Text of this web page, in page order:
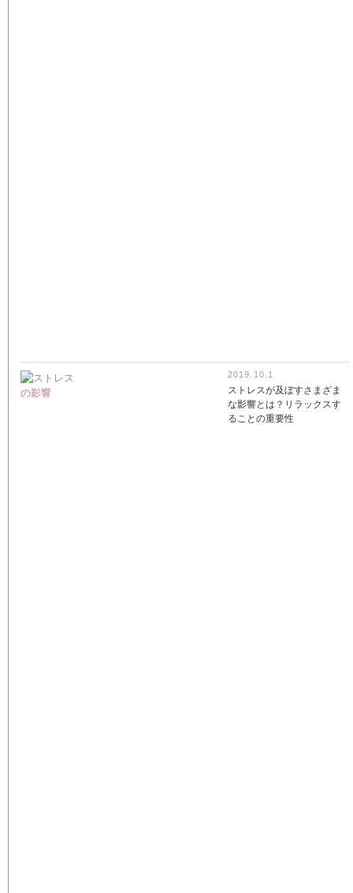
2019.10.1
ストレスが及ぼすさまざま
な影響とは？リラックスす
ることの重要性